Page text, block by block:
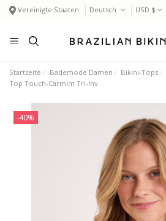
Vereinigte Staaten Deutsch USD $
Startseite Bademode Damen Bikini-Tops
Top Touch-Carmim Tri-Inv
-40%